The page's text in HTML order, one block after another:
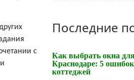
с
Последние
Как выбрать окна
Краснодаре: 5
коттеджей